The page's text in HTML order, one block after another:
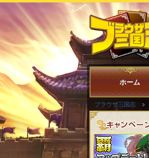
ホーム
ブラウザ三国志